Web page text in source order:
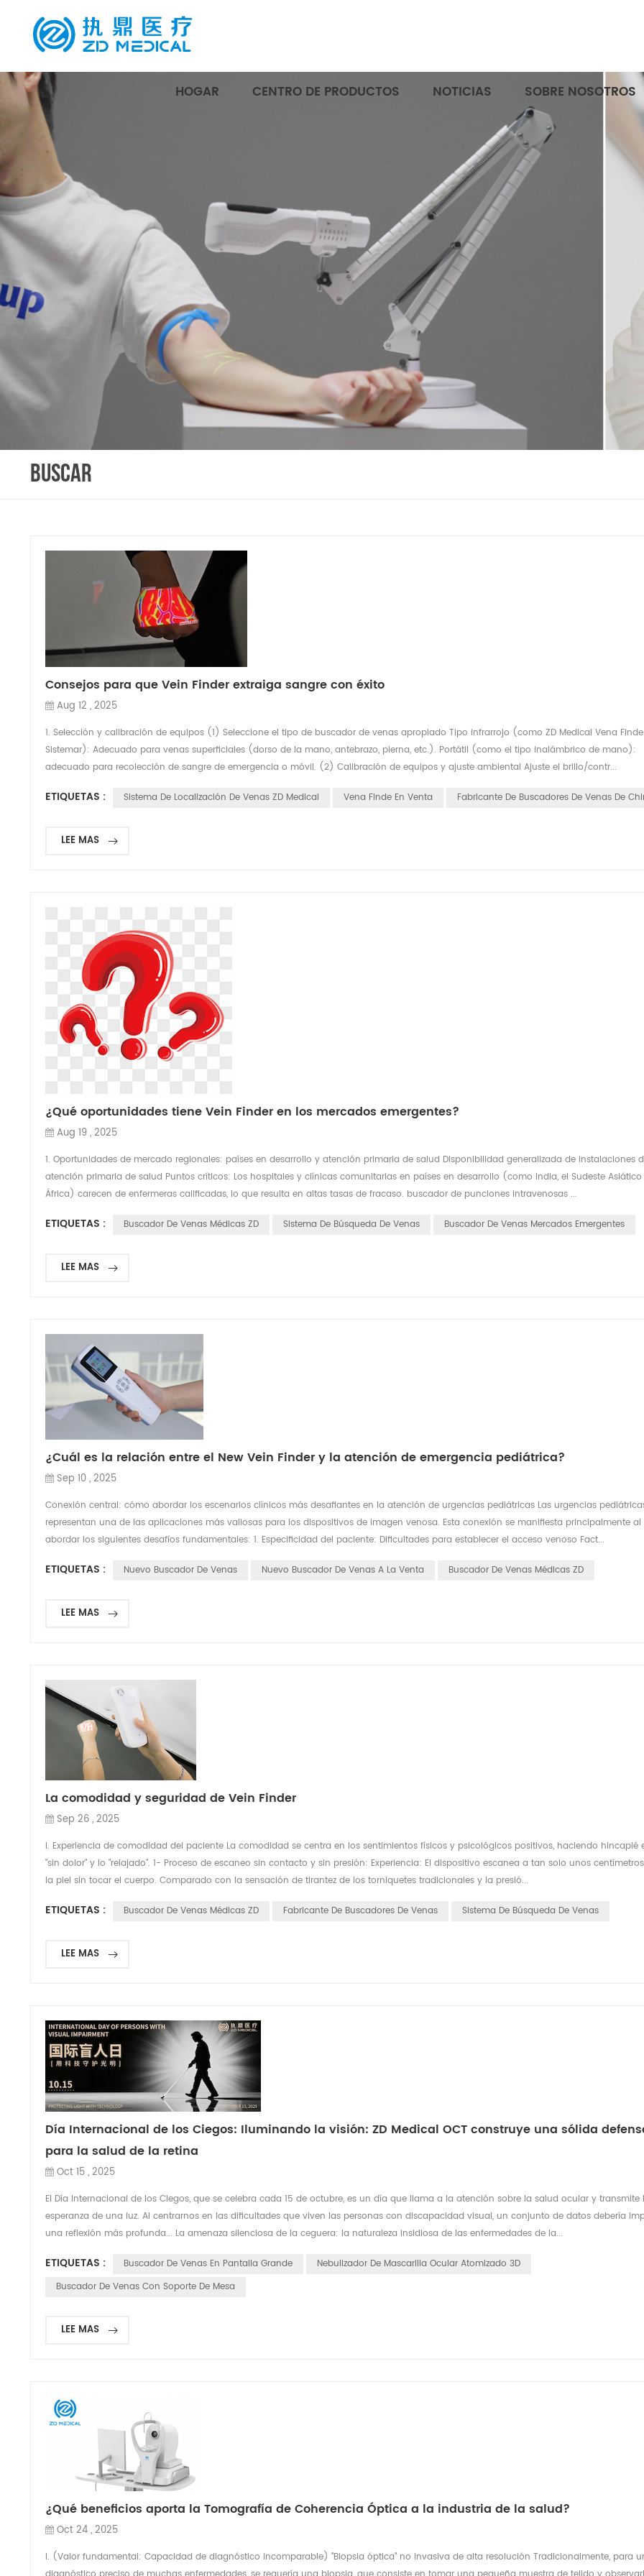
HOGAR CENTRO DE PRODUCTOS NOTICIAS SOBRE NOSOTROS
BUSCAR
Consejos para que Vein Finder extraiga sangre con éxito
Aug 12 , 2025
1. Selección y calibración de equipos (1) Seleccione el tipo de buscador de venas apropiado Tipo infrarrojo (como ZD Medical Vena
Sistemar): Adecuado para venas superficiales (dorso de la mano, antebrazo, pierna, etc.). Portátil (como el tipo inalámbrico de mano):
adecuado para recolección de sangre de emergencia o móvil. (2) Calibración de equipos y ajuste ambiental Ajuste el brillo/contr...
ETIQUETAS : Sistema De Localización De Venas ZD Medical Vena Finde En Venta Fabricante De Buscadores De Venas De
LEE MAS
¿Qué oportunidades tiene Vein Finder en los mercados emergentes?
Aug 19 , 2025
1. Oportunidades de mercado regionales: países en desarrollo y atención primaria de salud Disponibilidad generalizada de instalaciones
atención primaria de salud Puntos críticos: Los hospitales y clínicas comunitarias en países en desarrollo (como India, el Sudeste
África) carecen de enfermeras calificadas, lo que resulta en altas tasas de fracaso. buscador de punciones intravenosas ...
ETIQUETAS : Buscador De Venas Médicas ZD Sistema De Búsqueda De Venas Buscador De Venas Mercados Emergentes
LEE MAS
¿Cuál es la relación entre el New Vein Finder y la atención de emergencia pediátrica?
Sep 10 , 2025
Conexión central: cómo abordar los escenarios clínicos más desafiantes en la atención de urgencias pediátricas Las urgencias
representan una de las aplicaciones más valiosas para los dispositivos de imagen venosa. Esta conexión se manifiesta principalmente al
abordar los siguientes desafíos fundamentales: 1. Especificidad del paciente: Dificultades para establecer el acceso venoso Fact...
ETIQUETAS : Nuevo Buscador De Venas Nuevo Buscador De Venas A La Venta Buscador De Venas Médicas ZD
LEE MAS
La comodidad y seguridad de Vein Finder
Sep 26 , 2025
I. Experiencia de comodidad del paciente La comodidad se centra en los sentimientos físicos y psicológicos positivos, haciendo hincapié
"sin dolor" y lo "relajado". 1- Proceso de escaneo sin contacto y sin presión: Experiencia: El dispositivo escanea a tan solo unos
la piel sin tocar el cuerpo. Comparado con la sensación de tirantez de los torniquetes tradicionales y la presió...
ETIQUETAS : Buscador De Venas Médicas ZD Fabricante De Buscadores De Venas Sistema De Búsqueda De Venas
LEE MAS
Día Internacional de los Ciegos: Iluminando la visión: ZD Medical OCT construye una sólida
para la salud de la retina
Oct 15 , 2025
El Día Internacional de los Ciegos, que se celebra cada 15 de octubre, es un día que llama a la atención sobre la salud ocular y transmite
esperanza de una luz. Al centrarnos en las dificultades que viven las personas con discapacidad visual, un conjunto de datos debería
una reflexión más profunda... La amenaza silenciosa de la ceguera: la naturaleza insidiosa de las enfermedades de la...
ETIQUETAS : Buscador De Venas En Pantalla Grande
Nebulizador De Mascarilla Ocular Atomizado 3D
Buscador De Venas Con Soporte De Mesa
LEE MAS
¿Qué beneficios aporta la Tomografía de Coherencia Óptica a la industria de la salud?
Oct 24 , 2025
I. (Valor fundamental: Capacidad de diagnóstico incomparable) "Biopsia óptica" no invasiva de alta resolución Tradicionalmente, para